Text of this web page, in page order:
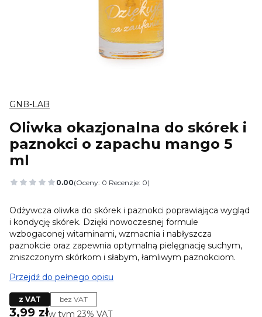
GNB-LAB
Oliwka okazjonalna do skórek i
paznokci o zapachu mango 5
ml
0.00(Oceny: 0 Recenzje: 0)
Przejdź do sekcji Opinie
Odżywcza oliwka do skórek i paznokci poprawiająca wygląd
i kondycję skórek. Dzięki nowoczesnej formule
wzbogaconej witaminami, wzmacnia i nabłyszcza
paznokcie oraz zapewnia optymalną pielęgnację suchym,
zniszczonym skórkom i słabym, łamliwym paznokciom.
Przejdź do pełnego opisu
z VAT bez VAT
Cena
3,99 złw tym 23% VAT
w tym 23% VAT